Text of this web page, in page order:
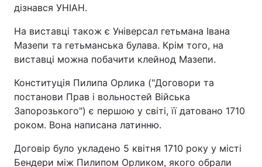
дізнався УНІАН.
На виставці також є Універсал гетьмана Івана
Мазепи та гетьманська булава. Крім того, на
виставці можна побачити клейнод Мазепи.
Конституція Пилипа Орлика ("Договори та
постанови Прав і вольностей Війська
Запорозького") є першою у світі, її датовано 1710
роком. Вона написана латинню.
Договір було укладено 5 квітня 1710 року у місті
Бендери між Пилипом Орликом, якого обрали